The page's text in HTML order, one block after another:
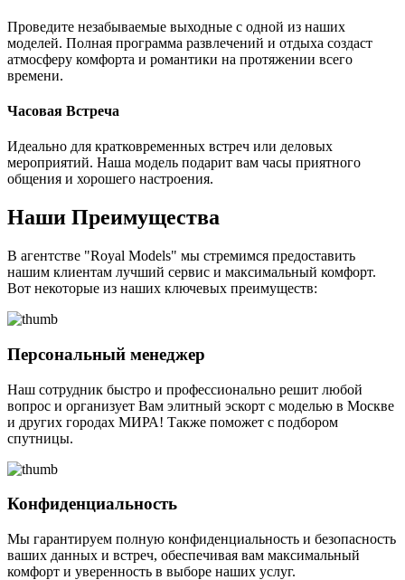
Проведите незабываемые выходные с одной из наших
моделей. Полная программа развлечений и отдыха создаст
атмосферу комфорта и романтики на протяжении всего
времени.
Часовая Встреча
Идеально для кратковременных встреч или деловых
мероприятий. Наша модель подарит вам часы приятного
общения и хорошего настроения.
Наши Преимущества
В агентстве "Royal Models" мы стремимся предоставить
нашим клиентам лучший сервис и максимальный комфорт.
Вот некоторые из наших ключевых преимуществ:
Персональный менеджер
Наш сотрудник быстро и профессионально решит любой
вопрос и организует Вам элитный эскорт с моделью в Москве
и других городах МИРА! Также поможет с подбором
спутницы.
Конфиденциальность
Мы гарантируем полную конфиденциальность и безопасность
ваших данных и встреч, обеспечивая вам максимальный
комфорт и уверенность в выборе наших услуг.